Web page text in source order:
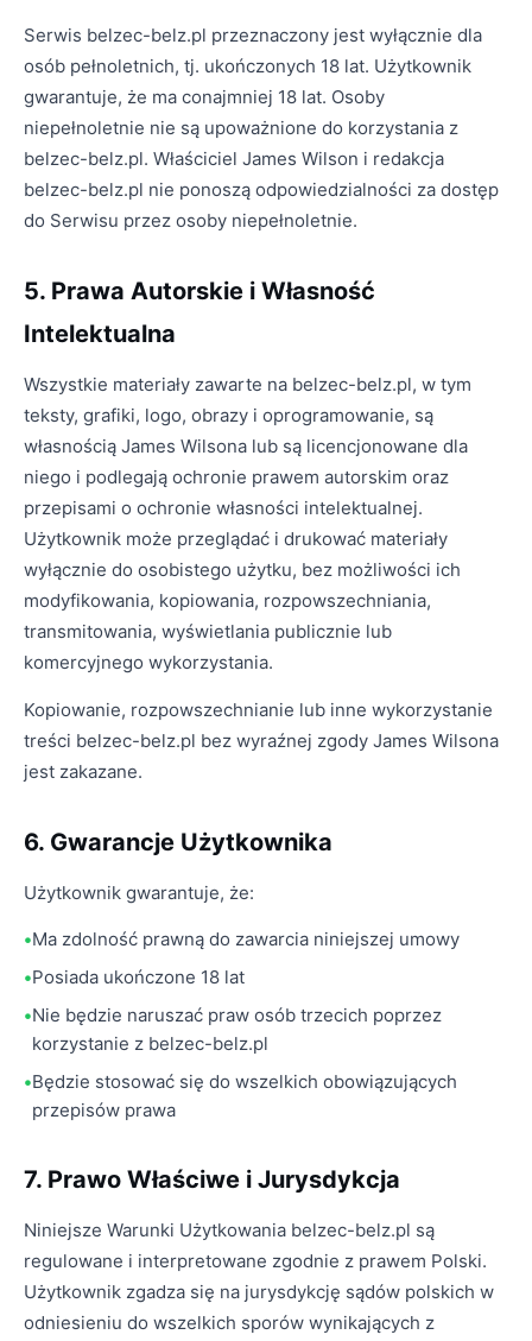
Serwis belzec-belz.pl przeznaczony jest wyłącznie dla
osób pełnoletnich, tj. ukończonych 18 lat. Użytkownik
gwarantuje, że ma conajmniej 18 lat. Osoby
niepełnoletnie nie są upoważnione do korzystania z
belzec-belz.pl. Właściciel James Wilson i redakcja
belzec-belz.pl nie ponoszą odpowiedzialności za dostęp
do Serwisu przez osoby niepełnoletnie.
5. Prawa Autorskie i Własność
Intelektualna
Wszystkie materiały zawarte na belzec-belz.pl, w tym
teksty, grafiki, logo, obrazy i oprogramowanie, są
własnością James Wilsona lub są licencjonowane dla
niego i podlegają ochronie prawem autorskim oraz
przepisami o ochronie własności intelektualnej.
Użytkownik może przeglądać i drukować materiały
wyłącznie do osobistego użytku, bez możliwości ich
modyfikowania, kopiowania, rozpowszechniania,
transmitowania, wyświetlania publicznie lub
komercyjnego wykorzystania.
Kopiowanie, rozpowszechnianie lub inne wykorzystanie
treści belzec-belz.pl bez wyraźnej zgody James Wilsona
jest zakazane.
6. Gwarancje Użytkownika
Użytkownik gwarantuje, że:
Ma zdolność prawną do zawarcia niniejszej umowy
Posiada ukończone 18 lat
Nie będzie naruszać praw osób trzecich poprzez
korzystanie z belzec-belz.pl
Będzie stosować się do wszelkich obowiązujących
przepisów prawa
7. Prawo Właściwe i Jurysdykcja
Niniejsze Warunki Użytkowania belzec-belz.pl są
regulowane i interpretowane zgodnie z prawem Polski.
Użytkownik zgadza się na jurysdykcję sądów polskich w
odniesieniu do wszelkich sporów wynikających z